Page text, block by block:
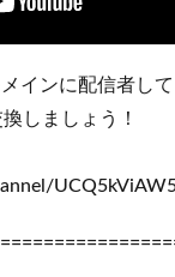
インに配信者して
しましょう！